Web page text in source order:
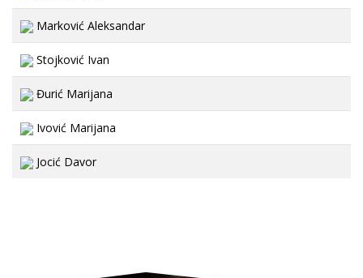
Marković Aleksandar
Stojković Ivan
Đurić Marijana
Ivović Marijana
Jocić Davor